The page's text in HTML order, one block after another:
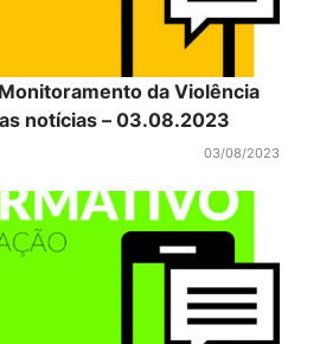
da Violência
notícias – 03.08.2023
03/08/2023